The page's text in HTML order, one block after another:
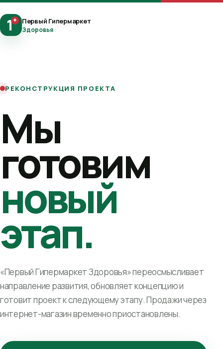
1+ Первый Гипермаркет
Здоровья
РЕКОНСТРУКЦИЯ ПРОЕКТА
Мы
готовим
новый
этап.
«Первый Гипермаркет Здоровья» переосмысливает
направление развития, обновляет концепцию и
готовит проект к следующему этапу. Продажи через
интернет-магазин временно приостановлены.